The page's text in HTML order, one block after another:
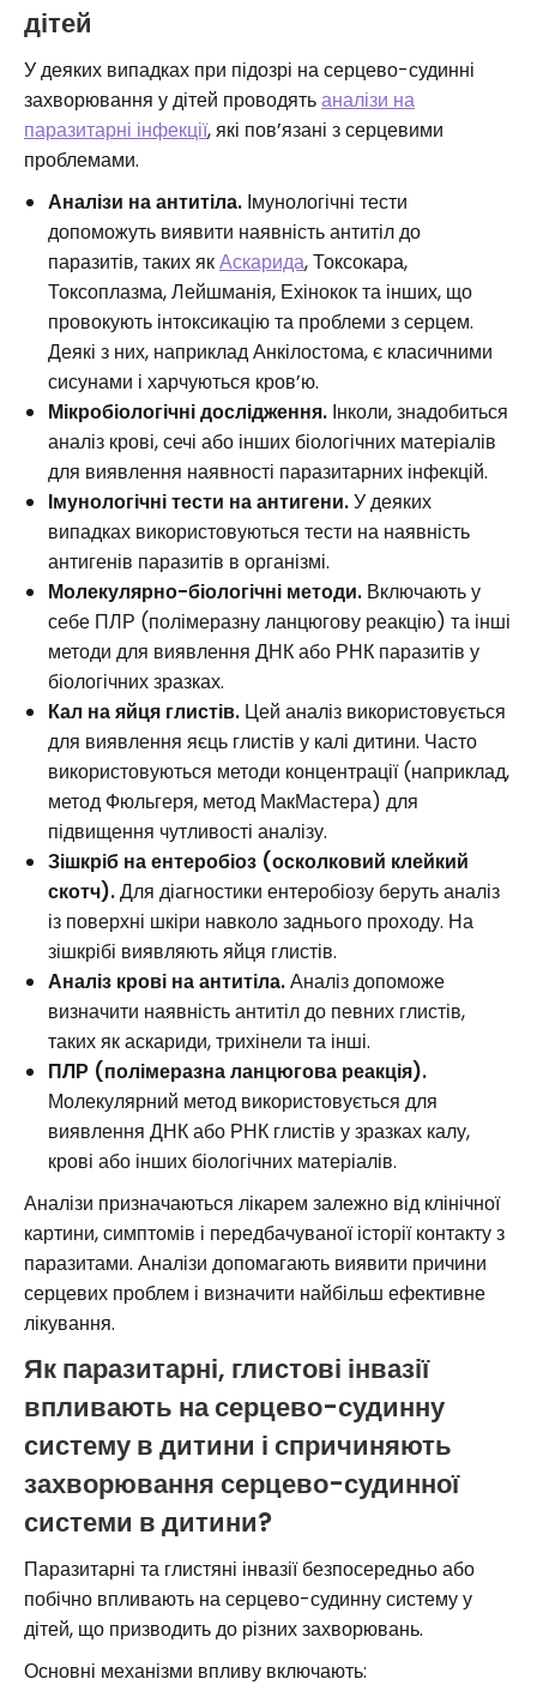
дітей
У деяких випадках при підозрі на серцево-судинні
захворювання у дітей проводятьаналізи на
паразитарні інфекції, які пов’язані з серцевими
проблемами.
Аналізи на антитіла. Імунологічні тести
допоможуть виявити наявність антитіл до
паразитів, таких якАскарида, Токсокара,
Токсоплазма, Лейшманія, Ехінокок та інших, що
провокують інтоксикацію та проблеми з серцем.
Деякі з них, наприклад Анкілостома, є класичними
сисунами і харчуються кров’ю.
Мікробіологічні дослідження. Інколи, знадобиться
аналіз крові, сечі або інших біологічних матеріалів
для виявлення наявності паразитарних інфекцій.
Імунологічні тести на антигени.У деяких
випадках використовуються тести на наявність
антигенів паразитів в організмі.
Молекулярно-біологічні методи. Включають у
себе ПЛР (полімеразну ланцюгову реакцію) та інші
методи для виявлення ДНК або РНК паразитів у
біологічних зразках.
Кал на яйця глистів. Цей аналіз використовується
для виявлення яєць глистів у калі дитини. Часто
використовуються методи концентрації (наприклад,
метод Фюльгеря, метод МакМастера) для
підвищення чутливості аналізу.
Зішкріб на ентеробіоз (осколковий клейкий
скотч).Для діагностики ентеробіозу беруть аналіз
із поверхні шкіри навколо заднього проходу. На
зішкрібі виявляють яйця глистів.
Аналіз крові на антитіла.Аналіз допоможе
визначити наявність антитіл до певних глистів,
таких як аскариди, трихінели та інші.
ПЛР (полімеразна ланцюгова реакція).
Молекулярний метод використовується для
виявлення ДНК або РНК глистів у зразках калу,
крові або інших біологічних матеріалів.
Аналізи призначаються лікарем залежно від клінічної
картини, симптомів і передбачуваної історії контакту з
паразитами. Аналізи допомагають виявити причини
серцевих проблем і визначити найбільш ефективне
лікування.
Як паразитарні, глистові інвазії
впливають на серцево-судинну
систему в дитини і спричиняють
захворювання серцево-судинної
системи в дитини?
Паразитарні та глистяні інвазії безпосередньо або
побічно впливають на серцево-судинну систему у
дітей, що призводить до різних захворювань.
Основні механізми впливу включають: